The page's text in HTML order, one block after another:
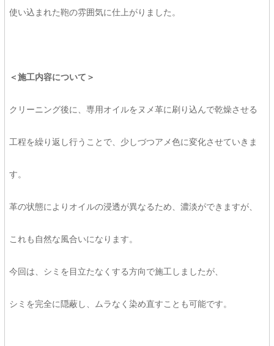
使い込まれた鞄の雰囲気に仕上がりました。
＜施工内容について＞
クリーニング後に、専用オイルをヌメ革に刷り込んで乾燥させる
工程を繰り返し行うことで、少しづつアメ色に変化させていきま
す。
革の状態によりオイルの浸透が異なるため、濃淡ができますが、
これも自然な風合いになります。
今回は、シミを目立たなくする方向で施工しましたが、
シミを完全に隠蔽し、ムラなく染め直すことも可能です。